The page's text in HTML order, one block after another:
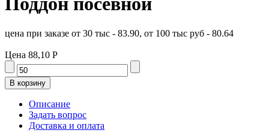
цена при заказе от 30 тыс - 83.90, от 100 тыс руб - 80.64
Цена 88,10 Р
Описание
Задать вопрос
Доставка и оплата